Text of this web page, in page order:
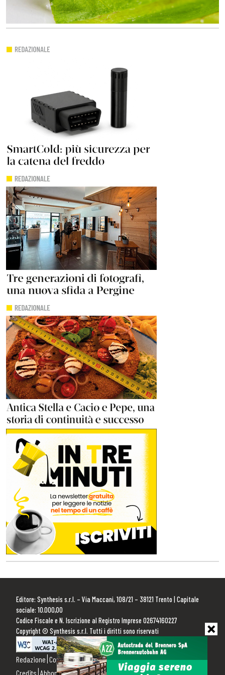
Editore: Synthesis s.r.l. – Via Maccani, 108/21 – 38121 Trento | Capitale
sociale: 10.000,00
Codice Fiscale e N. Iscrizione al Registro Imprese 02674160227
Copyright © Synthesis s.r.l. Tutti i diritti sono riservati
Redazione Contattaci Pubblicità Privacy Policy Cookie Policy
Credits Abbonamenti